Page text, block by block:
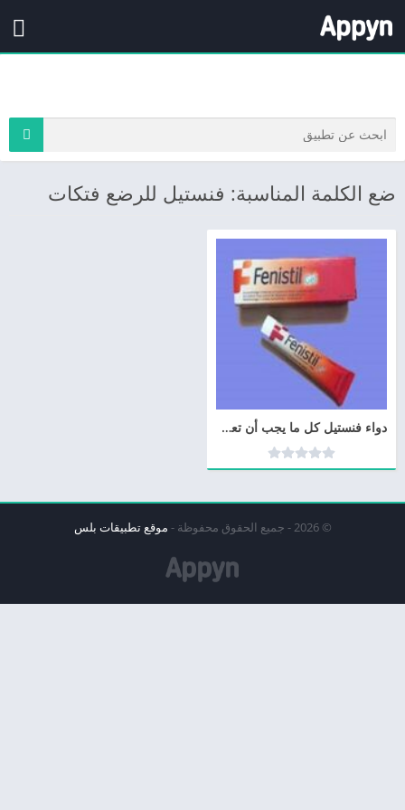
ضع الكلمة المناسبة: فنستيل للرضع فتكات
دواء فنستيل كل ما يجب أن تعرف عن fenistil
© 2026 - جميع الحقوق محفوظة - موقع تطبيقات بلس